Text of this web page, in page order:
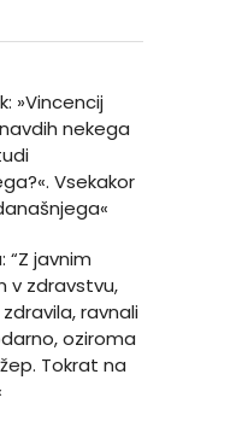
»Vincencij
nekega
Vsekakor
“Z javnim
v zdravstvu,
ravnali
oziroma
Tokrat na